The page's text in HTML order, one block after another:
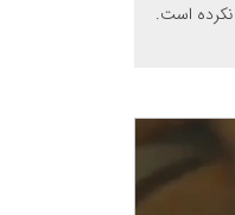
نکرده است.